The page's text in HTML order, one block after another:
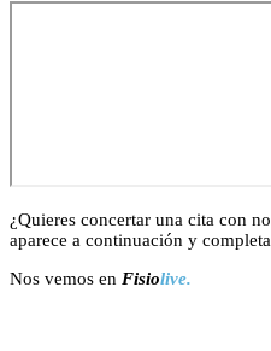
¿Quieres concertar una cita con
aparece a continuación y
Nos vemos en Fisiolive.